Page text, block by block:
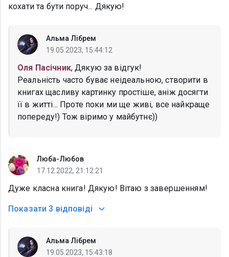
кохати та бути поруч... Дякую!
Альма Лібрем
19.05.2023, 15:44:12
Оля Пасічник, Дякую за відгук!
Реальність часто буває неідеальною, створити в
книгах щасливу картинку простіше, аніж досягти
її в житті... Проте поки ми ще живі, все найкраще
попереду!) Тож віримо у майбутнє))
Люба-Любов
17.12.2022, 21:12:21
Дуже класна книга! Дякую! Вітаю з завершенням!
Показати 3 відповіді
Альма Лібрем
19.05.2023, 15:43:18